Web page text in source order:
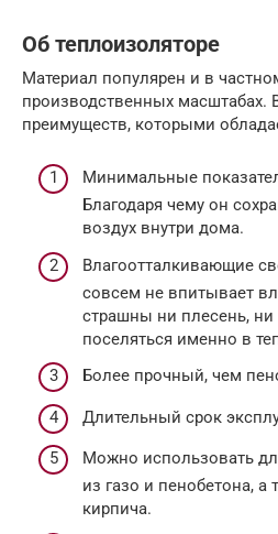
Об теплоизоляторе
Материал популярен и в
производственных масштабах.
преимуществ, которыми
Минимальные
Благодаря чему он
воздух внутри дома.
Влагоотталкивающие
совсем не впитывает
страшны ни плесень, ни
поселяться именно в
Более прочный, чем
Длительный срок
Можно использовать
из газо и пенобетона, а
кирпича.